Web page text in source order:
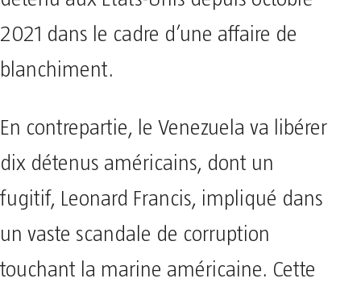
2021 dans le cadre d’une affaire de
blanchiment.
En contrepartie, le Venezuela va libérer
dix détenus américains, dont un
fugitif, Leonard Francis, impliqué dans
un vaste scandale de corruption
touchant la marine américaine. Cette